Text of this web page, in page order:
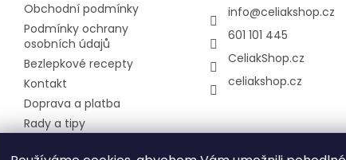
Obchodní podmínky
Podmínky ochrany
osobních údajů
Bezlepkové recepty
Kontakt
Doprava a platba
Rady a tipy
info@celiakshop.cz
601 101 445
CeliakShop.cz
celiakshop.cz